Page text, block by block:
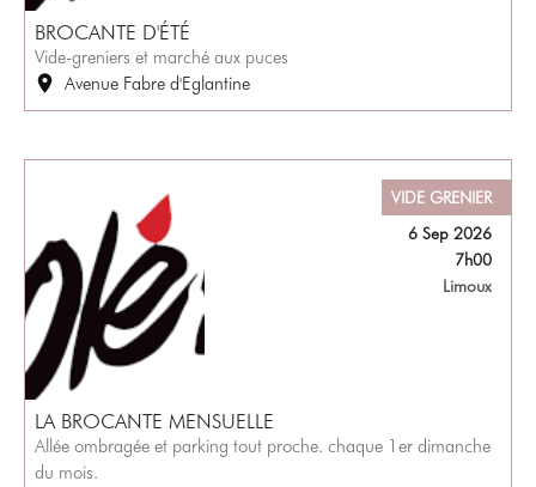
BROCANTE D'ÉTÉ
Vide-greniers et marché aux puces
Avenue Fabre d'Eglantine
VIDE GRENIER
6 Sep 2026
7h00
Limoux
LA BROCANTE MENSUELLE
Allée ombragée et parking tout proche. chaque 1er dimanche
du mois.